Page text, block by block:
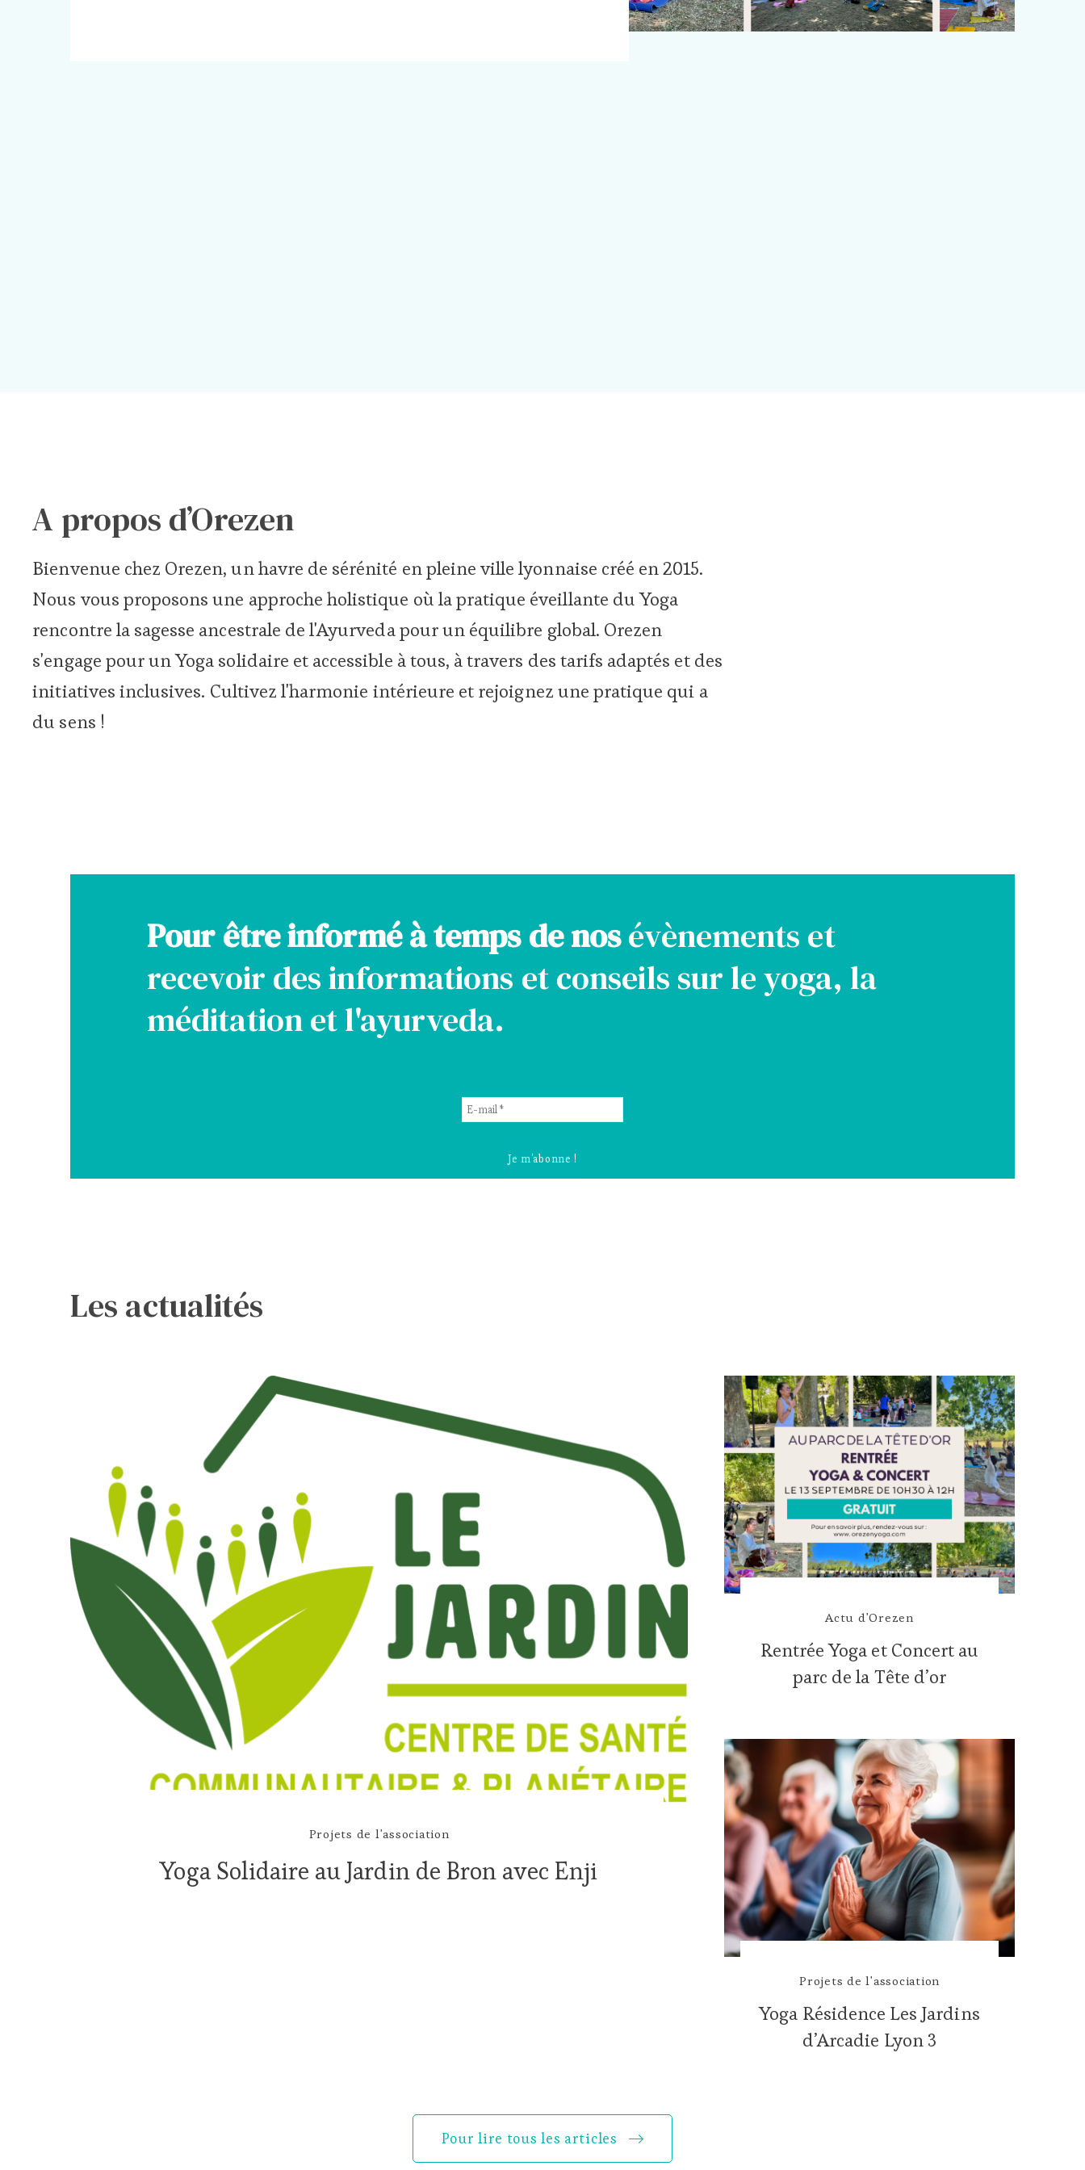
A propos d’Orezen
Bienvenue chez Orezen, un havre de sérénité en pleine ville lyonnaise créé en 2015.
Nous vous proposons une approche holistique où la pratique éveillante du Yoga
rencontre la sagesse ancestrale de l'Ayurveda pour un équilibre global. Orezen
s'engage pour un Yoga solidaire et accessible à tous, à travers des tarifs adaptés et des
initiatives inclusives. Cultivez l'harmonie intérieure et rejoignez une pratique qui a
du sens !
Pour être informé à temps de nosévènements et
recevoir des informations et conseils sur le yoga, la
méditation et l'ayurveda.
*
Les actualités
Projets de l'association
Yoga Solidaire au Jardin de Bron avec Enji
Actu d'Orezen
Rentrée Yoga et Concert au
parc de la Tête d’or
Projets de l'association
Yoga Résidence Les Jardins
d’Arcadie Lyon 3
Pour lire tous les articles